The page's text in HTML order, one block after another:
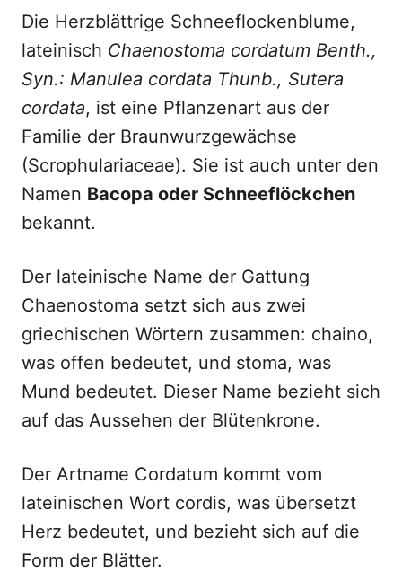
Die Herzblättrige Schneeflockenblume,
lateinisch Chaenostoma cordatum Benth.,
Syn.: Manulea cordata Thunb., Sutera
cordata, ist eine Pflanzenart aus der
Familie der Braunwurzgewächse
(Scrophulariaceae). Sie ist auch unter den
Namen Bacopa oder Schneeflöckchen
bekannt.
Der lateinische Name der Gattung
Chaenostoma setzt sich aus zwei
griechischen Wörtern zusammen: chaino,
was offen bedeutet, und stoma, was
Mund bedeutet. Dieser Name bezieht sich
auf das Aussehen der Blütenkrone.
Der Artname Cordatum kommt vom
lateinischen Wort cordis, was übersetzt
Herz bedeutet, und bezieht sich auf die
Form der Blätter.